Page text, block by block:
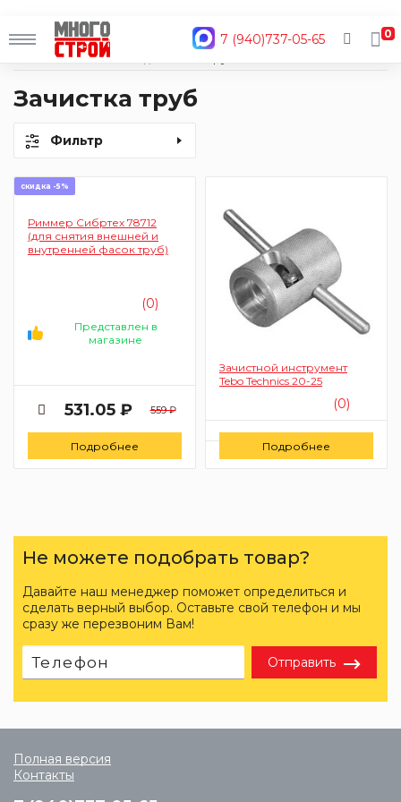
7 (940)737-05-65
0
Главная
Каталог
Зачистка труб
Фильтр
скидка -5%
Риммер Сибртех 78712
(для снятия внешней и
внутренней фасок труб)
(0)
Представлен в
магазине
531.05 ₽ 559 ₽
Подробнее
Зачистной инструмент
Tebo Technics 20-25
(0)
Заказать
Подробнее
Не можете подобрать товар?
Давайте наш менеджер поможет определиться и
сделать верный выбор. Оставьте свой телефон и мы
сразу же перезвоним Вам!
Отправить
Полная версия
Контакты